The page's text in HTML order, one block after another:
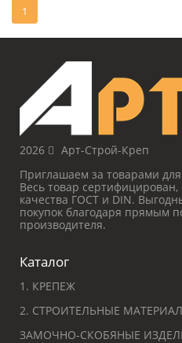
1
2026
Арт-Строй-Креп
Приглашаем за товарами
Весь товар сертифицирован,
качества ГОСТ и DIN.
покупок благодаря прямым
производителя.
Каталог
1. КРЕПЕЖ
2. СТРОИТЕЛЬНЫЕ
ЗАМОЧНО-СКОБЯНЫЕ